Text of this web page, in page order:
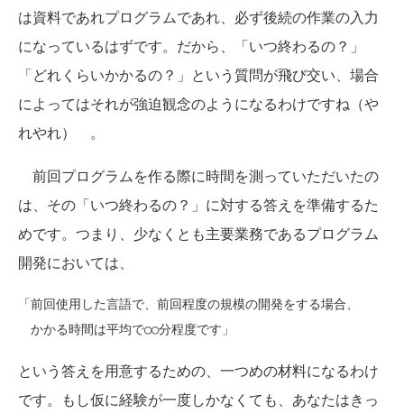
は資料であれプログラムであれ、必ず後続の作業の入力
になっているはずです。だから、「いつ終わるの？」
「どれくらいかかるの？」という質問が飛び交い、場合
によってはそれが強迫観念のようになるわけですね（や
れやれ） 。
前回プログラムを作る際に時間を測っていただいたの
は、その「いつ終わるの？」に対する答えを準備するた
めです。つまり、少なくとも主要業務であるプログラム
開発においては、
「前回使用した言語で、前回程度の規模の開発をする場合、
という答えを用意するための、一つめの材料になるわけ
です。もし仮に経験が一度しかなくても、あなたはきっ